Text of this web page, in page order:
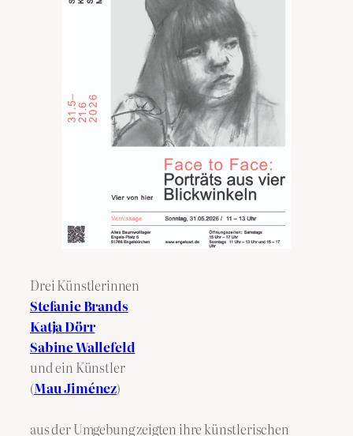
Drei Künstlerinnen
Stefanie Brands
Katja Dörr
Sabine Wallefeld
und ein Künstler
(Mau Jiménez)
aus der Umgebung zeigten ihre künstlerischen